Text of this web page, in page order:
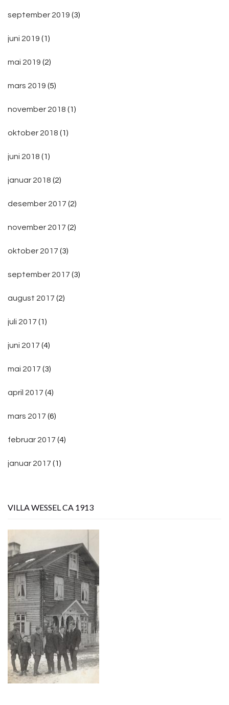
september 2019 (3)
juni 2019 (1)
mai 2019 (2)
mars 2019 (5)
november 2018 (1)
oktober 2018 (1)
juni 2018 (1)
januar 2018 (2)
desember 2017 (2)
november 2017 (2)
oktober 2017 (3)
september 2017 (3)
august 2017 (2)
juli 2017 (1)
juni 2017 (4)
mai 2017 (3)
april 2017 (4)
mars 2017 (6)
februar 2017 (4)
januar 2017 (1)
VILLA WESSEL CA 1913